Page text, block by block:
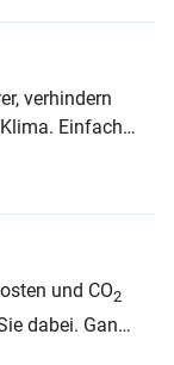
verhindern
Einfach
und CO2
dabei. Ganz